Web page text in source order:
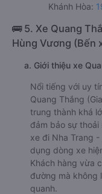
Khánh Hòa:
🚌 5. Xe Quang
Hùng Vương (Bến
a. Giới thiệu xe
Nổi tiếng với uy
Quang Thắng
trung thành khá
đảm bảo sự thoải
xe đi Nha Trang
dụng dòng xe
Khách hàng vừa
đường mà không
quanh.